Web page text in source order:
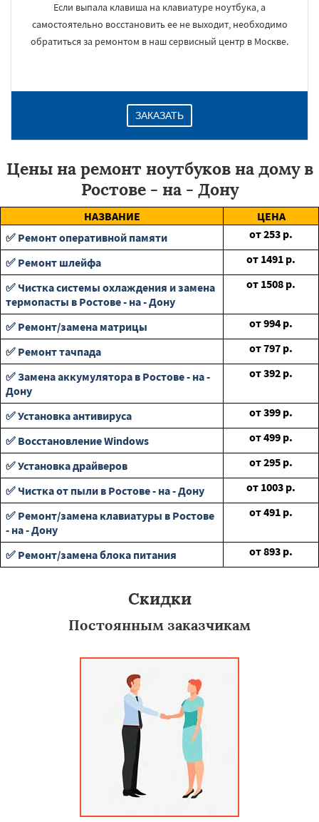
Если выпала клавиша на клавиатуре ноутбука, а
самостоятельно восстановить ее не выходит, необходимо
обратиться за ремонтом в наш сервисный центр в Москве.
ЗАКАЗАТЬ
Цены на ремонт ноутбуков на дому в
Ростове - на - Дону
НАЗВАНИЕ
ЦЕНА
✅ Ремонт оперативной памяти
от253 р.
✅ Ремонт шлейфа
от 1491 р.
✅ Чистка системы охлаждения и замена
термопасты в Ростове - на - Дону
от 1508 р.
✅ Ремонт/замена матрицы от994 р.
✅ Ремонт тачпада
от797 р.
✅ Замена аккумулятора в Ростове - на -
Дону
от392 р.
✅ Установка антивируса от399 р.
✅ Восстановление Windows
от499 р.
✅ Установка драйверов
от295 р.
✅ Чистка от пыли в Ростове - на - Дону
от 1003 р.
✅ Ремонт/замена клавиатуры в Ростове
- на - Дону
от491 р.
✅ Ремонт/замена блока питания от893 р.
Скидки
Постоянным заказчикам